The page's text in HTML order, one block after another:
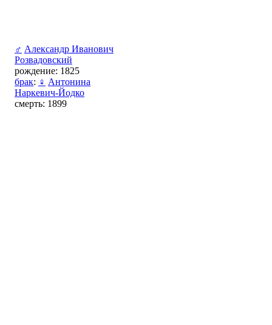
♂ Александр Иванович
Розвадовский
рождение: 1825
брак: ♀ Антонина
Наркевич-Йодко
смерть: 1899